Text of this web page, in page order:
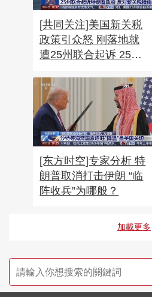
[共同关注]美国新关税
政策引众怒 刚落地就
遭25州联合起诉 25州
反对新关税措施
[东方时空]专家分析 特
朗普取消打击伊朗 “临
阵收兵”为哪般？
加載更多